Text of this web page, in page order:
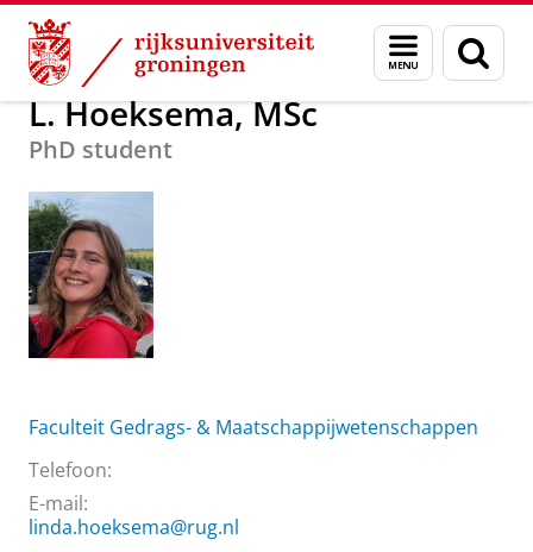
Skip
Content
Skip
Navigation
Menu
en
zoeken
Over ons L. Hoeksema, MSc
L. Hoeksema, MSc
PhD student
Faculteit Gedrags- & Maatschappijwetenschappen
Telefoon:
E-mail:
linda.hoeksema@rug.nl